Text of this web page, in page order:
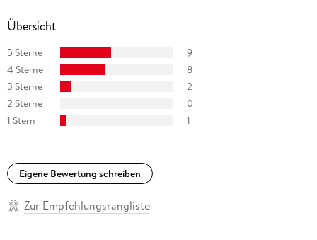
Übersicht
5 Sterne
9
4 Sterne
8
3 Sterne
2
2 Sterne
0
1 Stern
1
Eigene Bewertung schreiben
Zur Empfehlungsrangliste